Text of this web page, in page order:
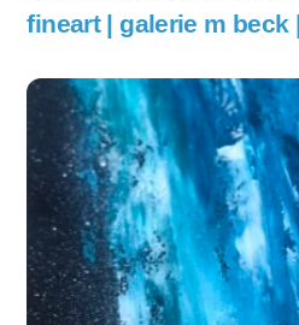
fineart | galerie m beck